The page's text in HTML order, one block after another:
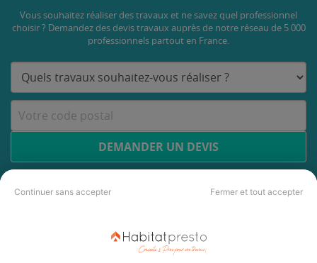
Continuer sans accepter Fermer et tout accepter
Vous souhaitez réaliser des travaux et ne savez quel professionnel
choisir ? Demandez des devis travaux auprès de notre réseau de 5 000
professionnels partout en France.
DEMANDER UN DEVIS
vos travaux à Forcalqueiret